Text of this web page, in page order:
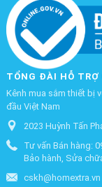
TỔNG ĐÀI HỖ TRỢ
Kênh mua sắm thiết bị
đầu Việt Nam
2023 Huỳnh Tấn
Tư vấn Bán hàng:
Bảo hành, Sửa
cskh@homextra.vn